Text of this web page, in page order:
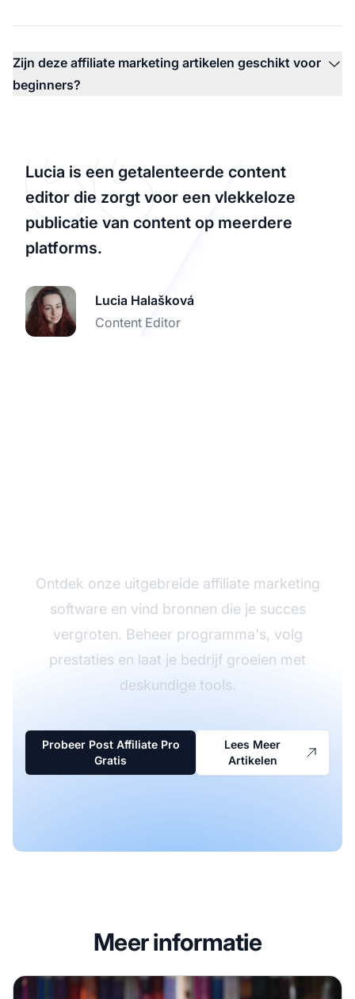
Zijn deze affiliate marketing artikelen geschikt voor
beginners?
Lucia is een getalenteerde content
editor die zorgt voor een vlekkeloze
publicatie van content op meerdere
platforms.
Lucia Halašková
Content Editor
Ontdek onze uitgebreide affiliate marketing
software en vind bronnen die je succes
vergroten. Beheer programma's, volg
prestaties en laat je bedrijf groeien met
deskundige tools.
Probeer Post Affiliate Pro
Gratis
Lees Meer
Artikelen
Meer informatie
Wat zijn de beste bronnen voor affiliate marketing?